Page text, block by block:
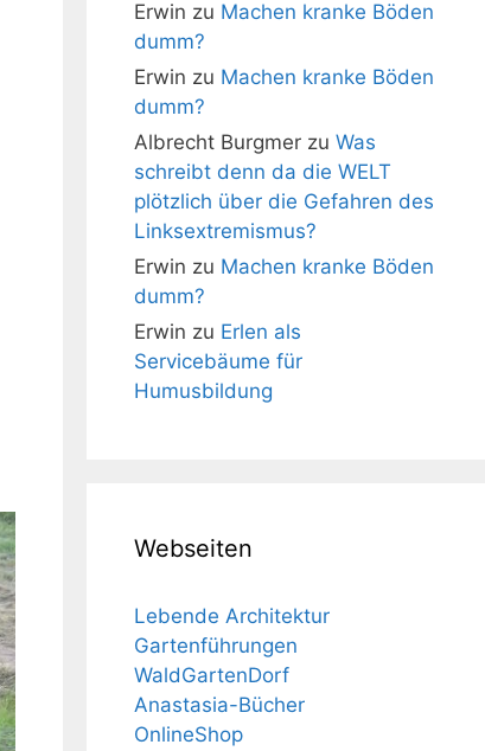
Erwin zu Machen kranke Böden
dumm?
Erwin zu Machen kranke Böden
dumm?
Albrecht Burgmer zu Was
schreibt denn da die WELT
plötzlich über die Gefahren des
Linksextremismus?
Erwin zu Machen kranke Böden
dumm?
Erwin zu Erlen als
Servicebäume für
Humusbildung
Webseiten
Lebende Architektur
Gartenführungen
WaldGartenDorf
Anastasia-Bücher
OnlineShop